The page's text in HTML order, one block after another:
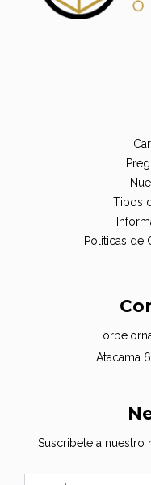
Tipos
Politicas de
Atacama
Suscribete a nuestro